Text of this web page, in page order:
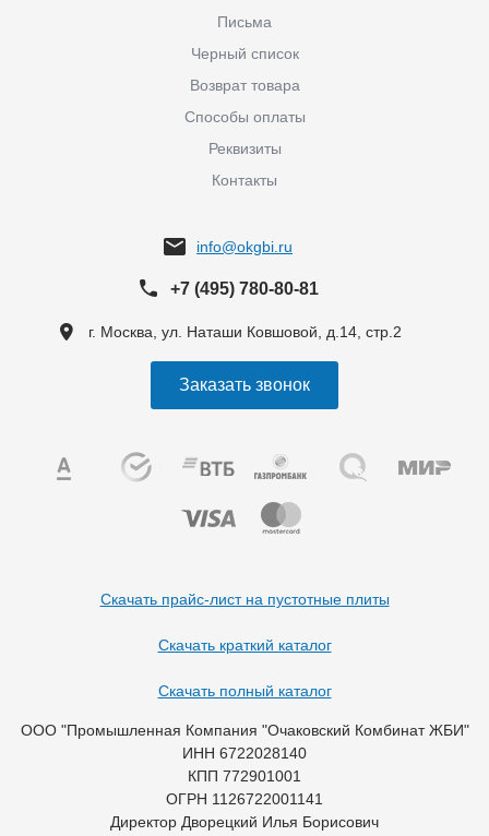
Письма
Черный список
Возврат товара
Способы оплаты
Реквизиты
Контакты
info@okgbi.ru
+7 (495) 780-80-81
г. Москва, ул. Наташи Ковшовой, д.14, стр.2
Заказать звонок
Скачать прайс-лист на пустотные плиты
Скачать краткий каталог
Скачать полный каталог
ООО "Промышленная Компания "Очаковский Комбинат ЖБИ"
ИНН 6722028140
КПП 772901001
ОГРН 1126722001141
Директор Дворецкий Илья Борисович